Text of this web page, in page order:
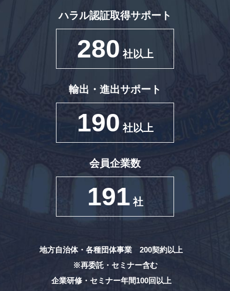
ハラル認証取得サポート
280 社以上
輸出・進出サポート
190 社以上
会員企業数
191 社
地方自治体・各種団体事業 200契約以上
※再委託・セミナー含む
企業研修・セミナー年間100回以上